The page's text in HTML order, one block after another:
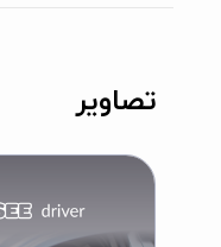
تصاویر